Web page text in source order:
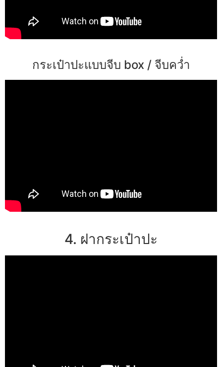
กระเป๋าปะแบบจีบ box / จีบคว่ำ
4. ฝากระเป๋าปะ